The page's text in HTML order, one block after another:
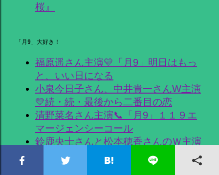
桜』
「月9」大好き！
福原遥さん主演💛「月9」明日はもっ
と、いい日になる
小泉今日子さん、中井貴一さんW主演
💛続・続・最後から二番目の恋
清野菜名さん主演📞「月9」１１９エ
マージェンシーコール
鈴鹿央士さんと松本穂香さんのＷ主演
🔎「月9」嘘解きレトリック
波瑠さん主演🚑「月9」ナイト・ドク